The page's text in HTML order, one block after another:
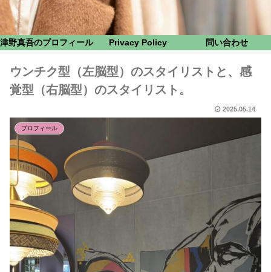
津野真吾のプロフィール Privacy Policy 問い合わせ
ウンチク型（左脳型）のスタイリストと、感
覚型（右脳型）のスタイリスト。
2025.05.14
プロフィール